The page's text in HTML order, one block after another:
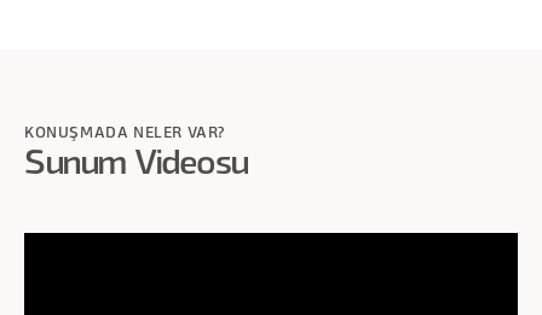
KONUŞMADA NELER VAR?
Sunum Videosu